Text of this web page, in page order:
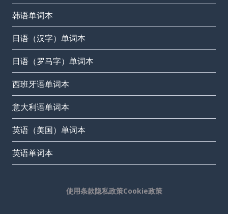
韩语单词本
日语（汉字）单词本
日语（罗马字）单词本
西班牙语单词本
意大利语单词本
英语（美国）单词本
英语单词本
使用条款隐私政策Cookie政策